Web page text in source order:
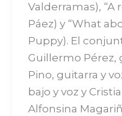
Valderramas), “A
Páez) y “What
Puppy). El
Guillermo Pérez,
Pino, guitarra y
bajo y voz y
Alfonsina